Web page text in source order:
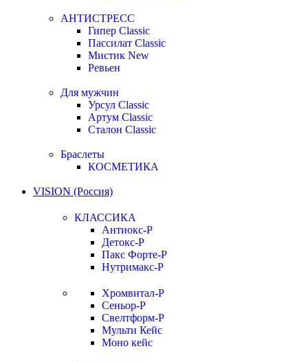
АНТИСТРЕСС
Гипер Classic
Пассилат Classic
Мистик New
Ревьен
Для мужчин
Урсул Classic
Артум Classic
Сталон Classic
Браслеты
КОСМЕТИКА
VISION (Россия)
КЛАССИКА
Антиокс-Р
Детокс-Р
Пакс Форте-Р
Нутримакс-Р
Хромвитал-Р
Сеньор-Р
Свелтформ-Р
Мульти Кейс
Моно кейс